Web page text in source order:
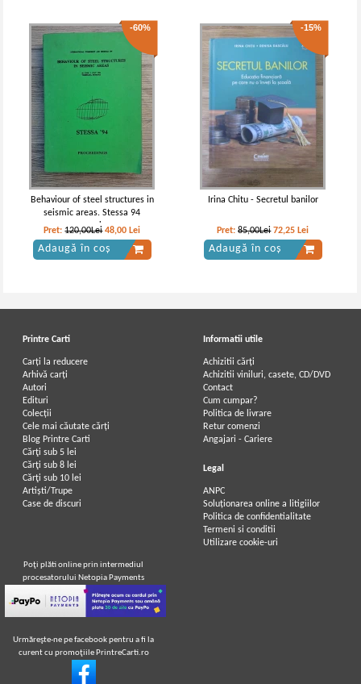
-60%
Behaviour of steel structures in
seismic areas. Stessa 94
proceesings
Pret:120,00Lei 48,00 Lei
Adaugă în coș
-15%
Irina Chitu - Secretul banilor
Pret:85,00Lei 72,25 Lei
Adaugă în coș
Printre Carti
Carți la reducere
Arhivă carți
Autori
Edituri
Colecții
Cele mai căutate cărți
Blog Printre Carti
Cărţi sub 5 lei
Cărţi sub 8 lei
Cărţi sub 10 lei
Artiști/Trupe
Case de discuri
Informatii utile
Achizitii cărți
Achizitii viniluri, casete, CD/DVD
Contact
Cum cumpar?
Politica de livrare
Retur comenzi
Angajari - Cariere
Legal
ANPC
Soluționarea online a litigiilor
Politica de confidentialitate
Termeni si conditii
Utilizare cookie-uri
Poţi plăti online prin intermediul
procesatorului Netopia Payments
Urmăreşte-ne pe facebook pentru a fi la
curent cu promoţiile PrintreCarti.ro